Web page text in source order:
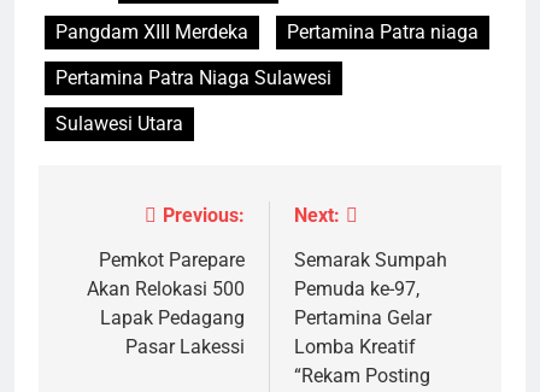
Pangdam XIII Merdeka
Pertamina Patra niaga
Pertamina Patra Niaga Sulawesi
Sulawesi Utara
Navigasi
pos
Previous:
Pemkot Parepare
Akan Relokasi 500
Lapak Pedagang
Pasar Lakessi
Next:
Semarak Sumpah
Pemuda ke-97,
Pertamina Gelar
Lomba Kreatif
“Rekam Posting